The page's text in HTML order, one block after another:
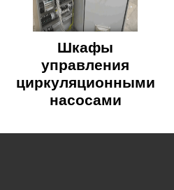
Шкафы
управления
циркуляционными
насосами